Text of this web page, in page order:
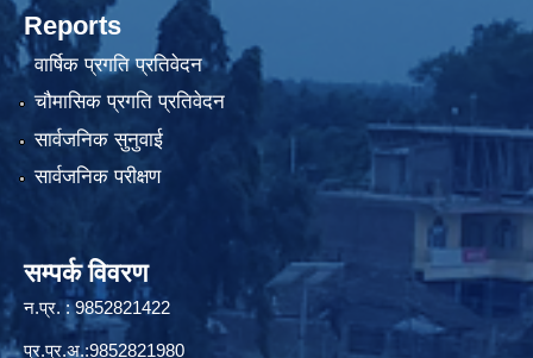
Reports
वार्षिक प्रगति प्रतिवेदन
चौमासिक प्रगति प्रतिवेदन
सार्वजनिक सुनुवाई
सार्वजनिक परीक्षण
सम्पर्क विवरण
न.प्र. : 9852821422
प्र.प्र.अ.:9852821980